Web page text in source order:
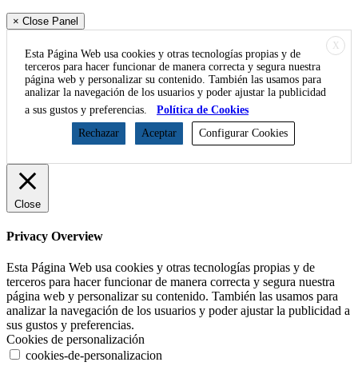
× Close Panel
X
Esta Página Web usa cookies y otras tecnologías propias y de
terceros para hacer funcionar de manera correcta y segura nuestra
página web y personalizar su contenido. También las usamos para
analizar la navegación de los usuarios y poder ajustar la publicidad
a sus gustos y preferencias.
Política de Cookies
Rechazar
Aceptar Configurar Cookies
Close
Privacy Overview
Esta Página Web usa cookies y otras tecnologías propias y de
terceros para hacer funcionar de manera correcta y segura nuestra
página web y personalizar su contenido. También las usamos para
analizar la navegación de los usuarios y poder ajustar la publicidad a
sus gustos y preferencias.
Cookies de personalización
cookies-de-personalizacion